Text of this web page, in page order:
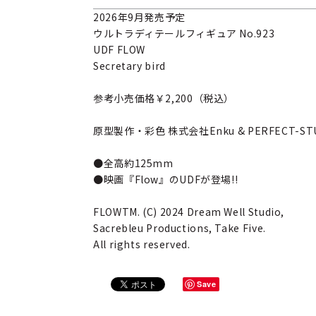
2026年9月発売予定
ウルトラディテールフィギュア No.923
UDF FLOW
Secretary bird
参考小売価格￥2,200（税込）
原型製作・彩色 株式会社Enku & PERFECT-
●全高約125mm
●映画『Flow』のUDFが登場!!
FLOWTM. (C) 2024 Dream Well Studio,
Sacrebleu Productions, Take Five.
All rights reserved.
Save